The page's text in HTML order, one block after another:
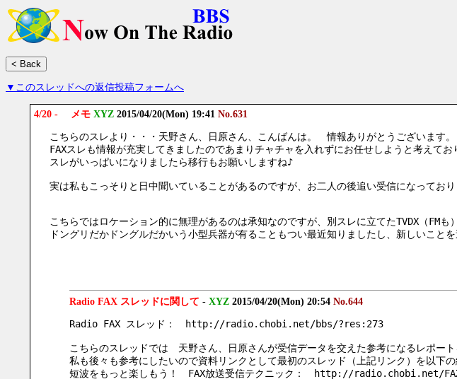
▼このスレッドへの返信投稿フォームへ
4/20 - メモ XYZ 2015/04/20(Mon) 19:41 No.631
こちらのスレより・・・天野さん、日原さん、こんばんは。　情報ありがとうございます。
FAXスレも情報が充実してきましたのであまりチャチャを入れずにお任せしようと考えてお
スレがいっぱいになりましたら移行もお願いしますね♪
実は私もこっそりと日中聞いていることがあるのですが、お二人の後追い受信になってお
こちらではロケーション的に無理があるのは承知なのですが、別スレに立てたTVDX（FMも
ドングリだかドングルだかいう小型兵器が有ることもつい最近知りましたし、新しいこ
Radio FAX スレッドに関して - XYZ 2015/04/20(Mon) 20:54 No.644
Radio FAX スレッド：　http://radio.chobi.net/bbs/?res:273
こちらのスレッドでは　天野さん、日原さんが受信データを交えた参考になるレポー
私も後々も参考にしたいので資料リンクとして最初のスレッド（上記リンク）を以下の
短波をもっと楽しもう！　FAX放送受信テクニック：　http://radio.chobi.net/